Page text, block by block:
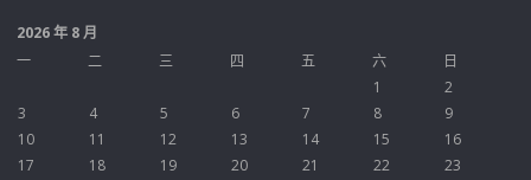
2026 年 8 月
一
二 三 四 五 六
日
1
2
3
4 5 6 7 8
9
10
11 12 13 14 15
16
17
18 19 20 21 22
23